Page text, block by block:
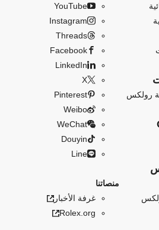
رولكس
YouTube
Instagram
Threads
Facebook
LinkedIn
X
Pinterest
Weibo
WeChat
Douyin
Line
منصاتنا
غرفة الأخبار
Rolex.org